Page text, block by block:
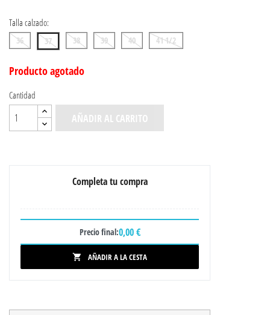
Talla calzado:
36 37 38 39 40 41 1/2
Producto agotado
Cantidad
AÑADIR AL CARRITO
Completa tu compra
Precio final:0,00 €
 AÑADIR A LA CESTA